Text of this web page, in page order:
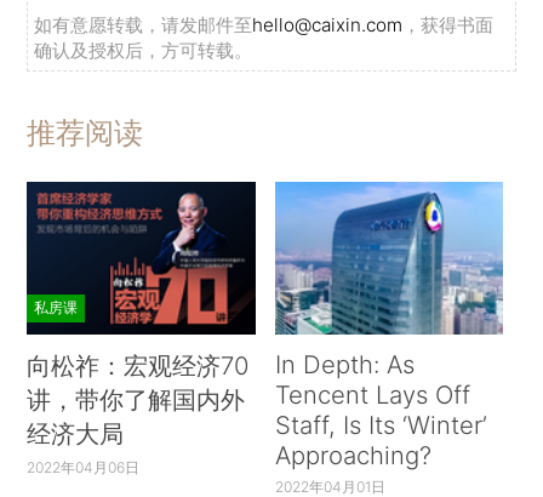
如有意愿转载，请发邮件至hello@caixin.com ，获得书面
确认及授权后，方可转载。
推荐阅读
私房课
向松祚：宏观经济70
讲，带你了解国内外
经济大局
2022年04月06日
In Depth: As
Tencent Lays Off
Staff, Is Its ‘Winter’
Approaching?
2022年04月01日